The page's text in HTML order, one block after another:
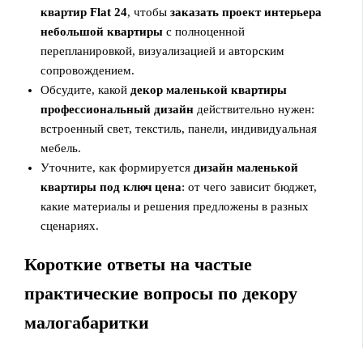
квартир Flat 24, чтобызаказать проект интерьера
небольшой квартиры с полноценной
перепланировкой, визуализацией и авторским
сопровождением.
Обсудите, какой декор маленькой квартиры
профессиональный дизайн действительно нужен:
встроенный свет, текстиль, панели, индивидуальная
мебель.
Уточните, как формируется дизайн маленькой
квартиры под ключ цена: от чего зависит бюджет,
какие материалы и решения предложены в разных
сценариях.
Короткие ответы на частые
практические вопросы по декору
малогабаритки